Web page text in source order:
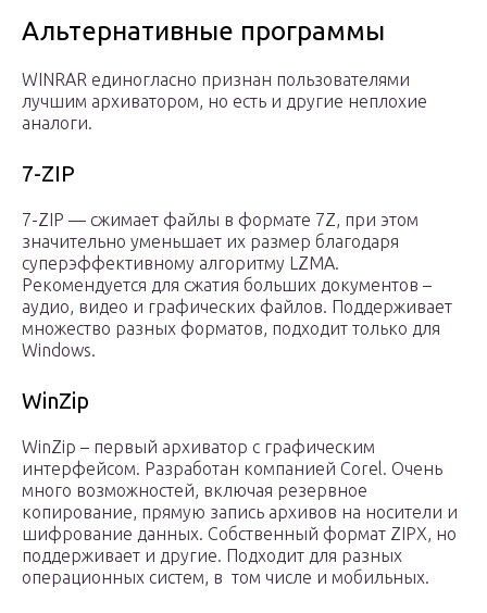
Альтернативные программы
WINRAR единогласно признан пользователями
лучшим архиватором, но есть и другие неплохие
аналоги.
7-ZIP
7-ZIP — сжимает файлы в формате 7Z, при этом
значительно уменьшает их размер благодаря
суперэффективному алгоритму LZMA.
Рекомендуется для сжатия больших документов –
аудио, видео и графических файлов. Поддерживает
множество разных форматов, подходит только для
Windows.
WinZip
WinZip – первый архиватор с графическим
интерфейсом. Разработан компанией Corel. Очень
много возможностей, включая резервное
копирование, прямую запись архивов на носители и
шифрование данных. Собственный формат ZIPX, но
поддерживает и другие. Подходит для разных
операционных систем, в том числе и мобильных.